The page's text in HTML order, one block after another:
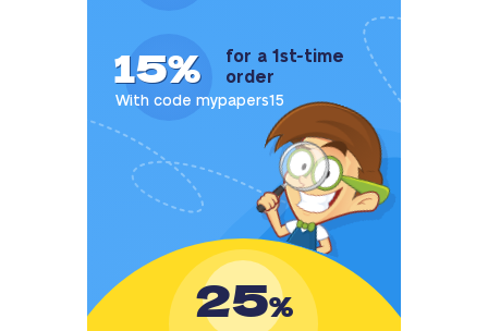
15%
for a 1st-time
order
With code mypapers15
25%